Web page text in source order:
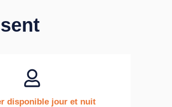
disponible jour et nuit